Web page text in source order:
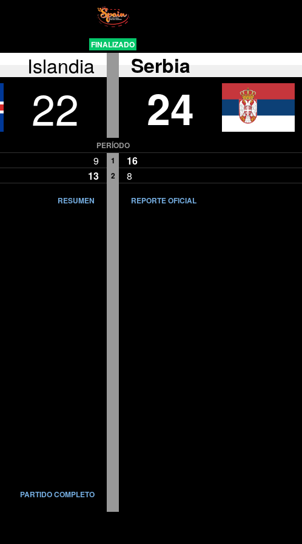
FINALIZADO
Islandia Serbia
22 24
PERÍODO
9 1
16
13
2 8
RESUMEN
PARTIDO COMPLETO
REPORTE OFICIAL